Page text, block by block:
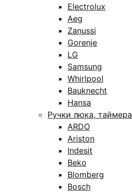
Electrolux
Aeg
Zanussi
Gorenje
LG
Samsung
Whirlpool
Bauknecht
Hansa
Ручки люка, таймера
ARDO
Ariston
Indesit
Beko
Blomberg
Bosch